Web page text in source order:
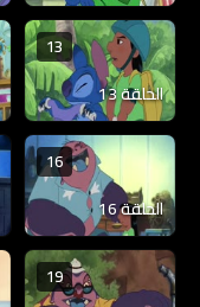
13
الحلقة 13
16
الحلقة 16
19